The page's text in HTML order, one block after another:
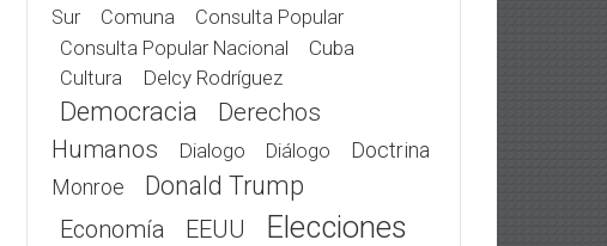
Sur
Comuna
Consulta Popular
Consulta Popular Nacional
Cuba
Cultura Delcy Rodríguez
Democracia
Derechos
Humanos
Dialogo Diálogo
Doctrina
Monroe
Donald Trump
Economía EEUU Elecciones